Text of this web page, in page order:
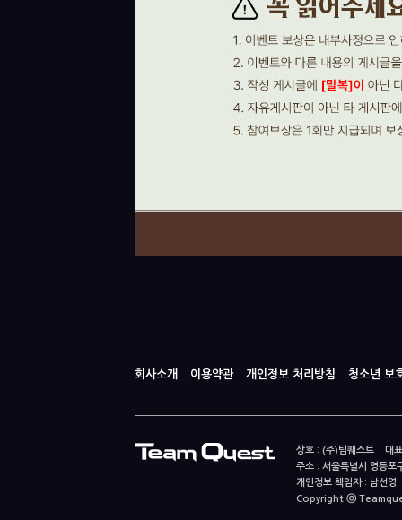
회사소개 이용약관 개인정보 처리방침 청소년 보
상호 : (주)팀퀘스트 대
주소 : 서울특별시 영등
개인정보 책임자 : 남
Copyright ⓒ